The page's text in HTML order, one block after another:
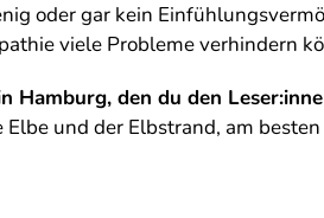
oder gar kein
viele Probleme verhindern
Hamburg, den du den
Elbe und der Elbstrand, am